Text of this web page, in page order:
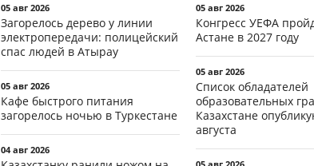
05 авг 2026
Загорелось дерево у линии
электропередачи: полицейский
спас людей в Атырау
05 авг 2026
Кафе быстрого питания
загорелось ночью в Туркестане
04 авг 2026
05 авг 2026
Конгресс УЕФА
Астане в 2027 году
05 авг 2026
Список обладателей
образовательных
Казахстане
августа